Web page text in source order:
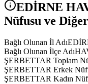
EDİRNE
Nüfusu ve
Bağlı Olunan İl Adı
Bağlı Olunan İlçe Adı
ŞERBETTAR Toplam
ŞERBETTAR Erkek
ŞERBETTAR Kadın